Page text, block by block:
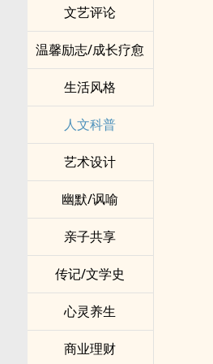
文艺评论
温馨励志/成长疗愈
生活风格
人文科普
艺术设计
幽默/讽喻
亲子共享
传记/文学史
心灵养生
商业理财